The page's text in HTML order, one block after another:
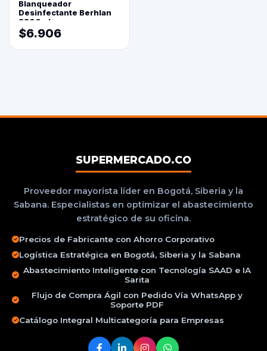
Blanqueador
Desinfectante Berhlan
3800ml
$6.906
SUPERMERCADO.CO
Proveedor mayorista líder en Bogotá, Siberia y la
Sabana. Especialistas en optimizar el abastecimiento
estratégico de su oficina.
Precios de Fabricante con Ahorro Corporativo
Logística Estratégica en Bogotá, Siberia y la Sabana
Abastecimiento Inteligente con Tecnología SAAD e IA
Sarita
Flujo de Compra Ágil con Pedido Vía WhatsApp y
Soporte PDF
Catálogo Integral Multicategoría para Empresas